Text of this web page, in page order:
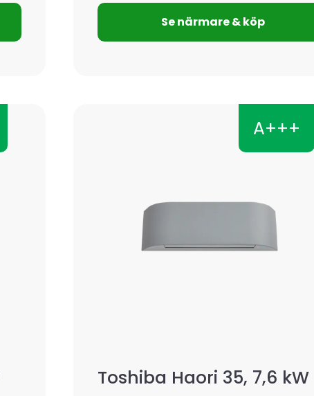
Se närmare & köp
Toshiba Haori 35, 7,6 kW
A+++